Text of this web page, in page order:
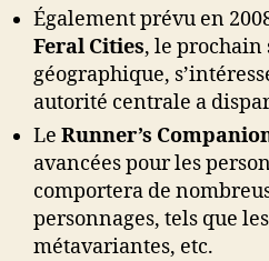
Également prévu en
Feral Cities, le
géographique,
autorité centrale a
Le Runner’s
avancées pour les
comportera de
personnages, tels que
métavariantes, etc.